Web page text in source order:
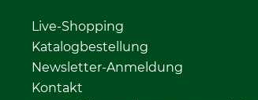
Live-Shopping
Katalogbestellung
Newsletter-Anmeldung
Kontakt